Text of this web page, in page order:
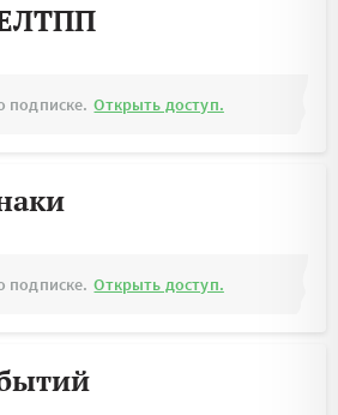
подписке. Открыть доступ.
подписке. Открыть доступ.